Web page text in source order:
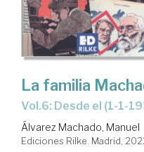
La familia
Vol.6: Desde el (1-1-
Álvarez Machado, Manuel
Ediciones Rilke. Madrid,